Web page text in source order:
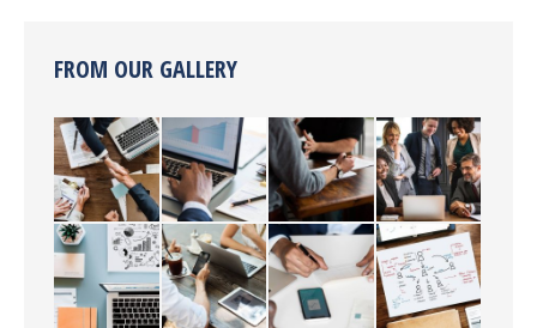
FROM OUR GALLERY